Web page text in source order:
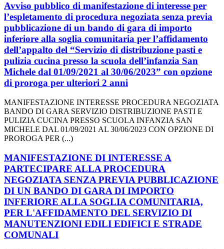
Avviso pubblico di manifestazione di interesse per
l’espletamento di procedura negoziata senza previa
pubblicazione di un bando di gara di importo
inferiore alla soglia comunitaria per l’affidamento
dell’appalto del “Servizio di distribuzione pasti e
pulizia cucina presso la scuola dell’infanzia San
Michele dal 01/09/2021 al 30/06/2023” con opzione
di proroga per ulteriori 2 anni
MANIFESTAZIONE INTERESSE PROCEDURA NEGOZIATA
BANDO DI GARA SERVIZIO DISTRIBUZIONE PASTI E
PULIZIA CUCINA PRESSO SCUOLA INFANZIA SAN
MICHELE DAL 01/09/2021 AL 30/06/2023 CON OPZIONE DI
PROROGA PER (...)
MANIFESTAZIONE DI INTERESSE A
PARTECIPARE ALLA PROCEDURA
NEGOZIATA SENZA PREVIA PUBBLICAZIONE
DI UN BANDO DI GARA DI IMPORTO
INFERIORE ALLA SOGLIA COMUNITARIA,
PER L'AFFIDAMENTO DEL SERVIZIO DI
MANUTENZIONI EDILI EDIFICI E STRADE
COMUNALI